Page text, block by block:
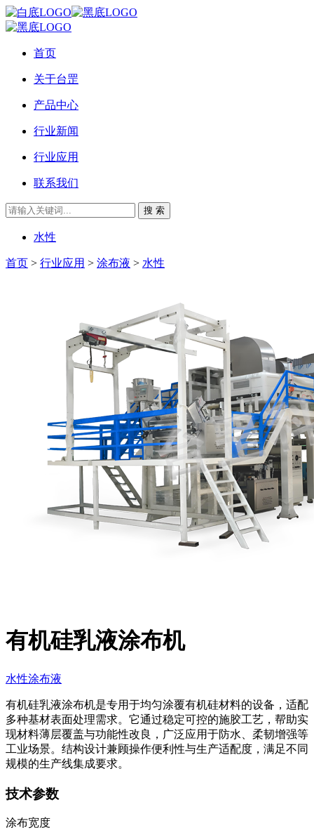
首页
关于台罡
产品中心
行业新闻
行业应用
联系我们
搜 索
水性
首页 > 行业应用 > 涂布液 > 水性
有机硅乳液涂布机
水性涂布液
有机硅乳液涂布机是专用于均匀涂覆有机硅材料的设备，适配
多种基材表面处理需求。它通过稳定可控的施胶工艺，帮助实
现材料薄层覆盖与功能性改良，广泛应用于防水、柔韧增强等
工业场景。结构设计兼顾操作便利性与生产适配度，满足不同
规模的生产线集成要求。
技术参数
涂布宽度